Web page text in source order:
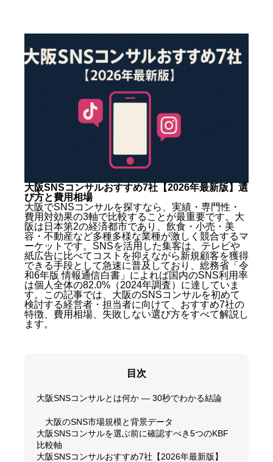
大阪SNSコンサルおすすめ7社【2026年最新版】選
び方と費用相場
大阪でSNSコンサルを探すなら、実績・専門性・
費用対効果の3軸で比較することが最重要です。大
阪は日本第2の経済都市であり、飲食・小売・美
容・不動産など多種多様な業種が激しく競合するマ
ーケットです。SNSを活用した集客は、テレビや
紙広告に比べてコストを抑えながら新規顧客を獲得
できる手段として急速に普及しており、総務省「令
和6年版 情報通信白書」によれば国内のSNS利用率
は個人全体の82.0%（2024年調査）に達していま
す。この記事では、大阪のSNSコンサルを初めて
検討する経営者・担当者に向けて、おすすめ7社の
特徴、費用相場、失敗しない選び方をすべて解説し
ます。
目次
大阪SNSコンサルとは何か — 30秒でわかる結論
大阪のSNS市場規模と背景データ
大阪SNSコンサルを選ぶ前に確認すべき5つのKBF
比較軸
大阪SNSコンサルおすすめ7社【2026年最新版】